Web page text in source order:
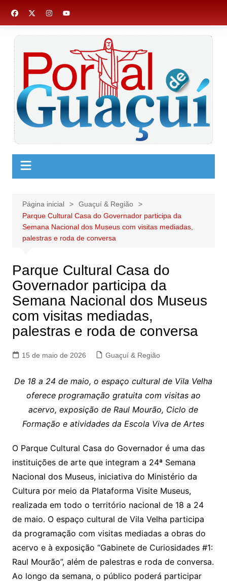
para
Página inicial
Guaçuí & Região
Parque Cultural Casa do Governador participa da
Semana Nacional dos Museus com visitas mediadas,
palestras e roda de conversa
Parque Cultural Casa do
Governador participa da
Semana Nacional dos Museus
com visitas mediadas,
palestras e roda de conversa
15 de maio de 2026 Guaçuí & Região
De 18 a 24 de maio, o espaço cultural de Vila Velha
oferece programação gratuita com visitas ao
acervo, exposição de Raul Mourão, Ciclo de
Formação e atividades da Escola Viva de Artes
O Parque Cultural Casa do Governador é uma das
instituições de arte que integram a 24ª Semana
Nacional dos Museus, iniciativa do Ministério da
Cultura por meio da Plataforma Visite Museus,
realizada em todo o território nacional de 18 a 24
de maio. O espaço cultural de Vila Velha participa
da programação com visitas mediadas a obras do
acervo e à exposição “Gabinete de Curiosidades #1:
Raul Mourão”, além de palestras e roda de conversa.
Ao longo da semana, o público poderá participar